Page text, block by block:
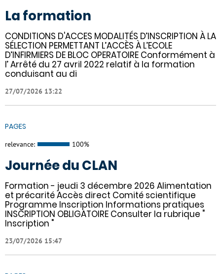
La formation
CONDITIONS D'ACCES MODALITÉS D’INSCRIPTION À LA
SÉLECTION PERMETTANT L’ACCÈS À L’ECOLE
D’INFIRMIERS DE BLOC OPERATOIRE Conformément à
l’ Arrêté du 27 avril 2022 relatif à la formation
conduisant au di
27/07/2026 13:22
PAGES
relevance: 100%
Journée du CLAN
Formation - jeudi 3 décembre 2026 Alimentation
et précarité Accès direct Comité scientifique
Programme Inscription Informations pratiques ​
INSCRIPTION OBLIGATOIRE Consulter la rubrique "
Inscription "
23/07/2026 15:47